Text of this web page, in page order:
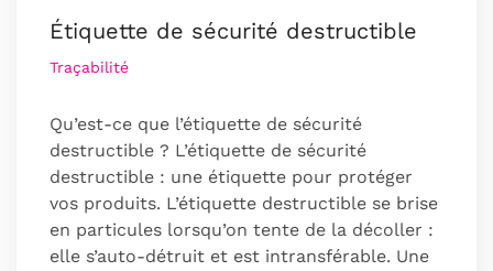
Étiquette de sécurité destructible
Traçabilité
Qu’est-ce que l’étiquette de sécurité
destructible ? L’étiquette de sécurité
destructible : une étiquette pour protéger
vos produits. L’étiquette destructible se brise
en particules lorsqu’on tente de la décoller :
elle s’auto-détruit et est intransférable. Une